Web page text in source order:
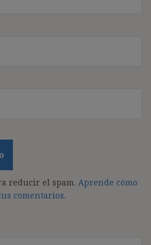
reducir el spam. Aprende cómo
comentarios.